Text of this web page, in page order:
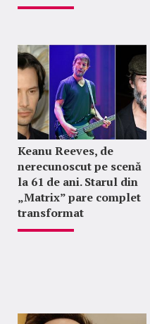
Keanu Reeves, de
nerecunoscut pe scenă
la 61 de ani. Starul din
„Matrix” pare complet
transformat